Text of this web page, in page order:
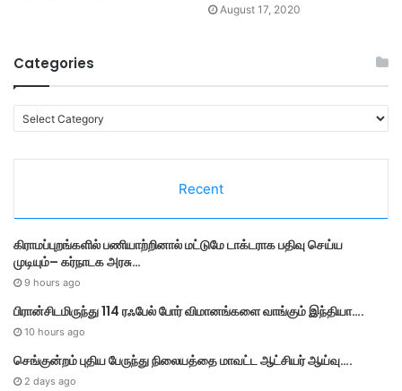
August 17, 2020
Categories
a
i
e
s
Recent
கிராமப்புறங்களில் பணியாற்றினால் மட்டுமே டாக்டராக பதிவு செய்ய
முடியும்– கர்நாடக அரசு…
9 hours ago
பிரான்சிடமிருந்து 114 ரஃபேல் போர் விமானங்களை வாங்கும் இந்தியா….
10 hours ago
செங்குன்றம் புதிய பேருந்து நிலையத்தை மாவட்ட ஆட்சியர் ஆய்வு….
2 days ago